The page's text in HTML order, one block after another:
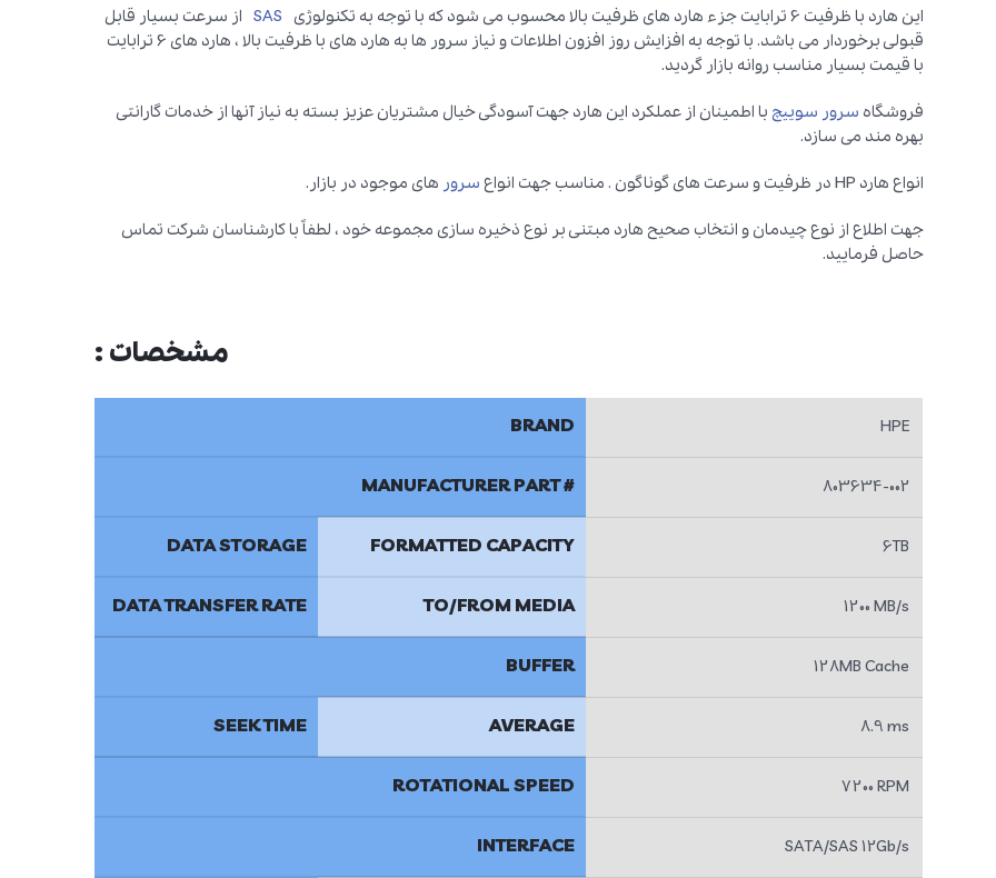
این هارد با ظرفیت 6 ترابایت جزء هارد های ظرفیت بالا محسوب می شود که با توجه به تکنولوژی SAS از سرعت بسیار قابل
قبولی برخوردار می باشد. با توجه به افزایش روز افزون اطلاعات و نیاز سرور ها به هارد های با ظرفیت بالا ، هارد های 6 ترابایت
با قیمت بسیار مناسب روانه بازار گردید.
فروشگاه سرور سوییچ با اطمینان از عملکرد این هارد جهت آسودگی خیال مشتریان عزیز بسته به نیاز آنها از خدمات گارانتی
بهره مند می سازد.
انواع هارد HP در ظرفیت و سرعت های گوناگون . مناسب جهت انواع سرور های موجود در بازار.
جهت اطلاع از نوع چیدمان و انتخاب صحیح هارد مبتنی بر نوع ذخیره سازی مجموعه خود ، لطفاً با کارشناسان شرکت تماس
حاصل فرمایید.
مشخصات :
BRAND HPE
MANUFACTURER PART # 803634-002
DATA STORAGE FORMATTED CAPACITY 6TB
DATA TRANSFER RATE TO/FROM MEDIA 1200 MB/s
BUFFER 128MB Cache
SEEK TIME AVERAGE 8.9 ms
ROTATIONAL SPEED 7200 RPM
INTERFACE SATA/SAS 12Gb/s